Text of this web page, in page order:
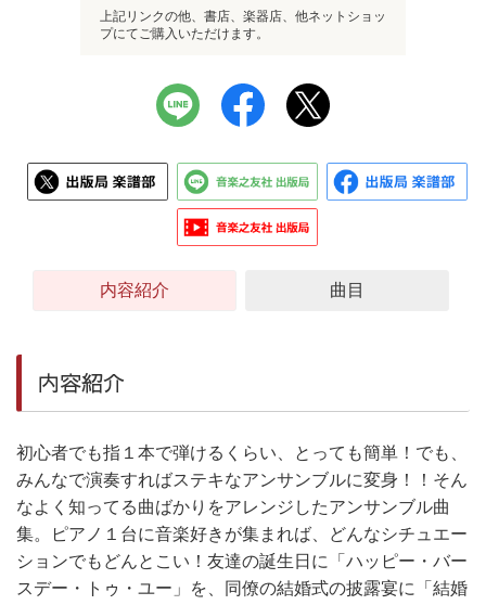
上記リンクの他、書店、楽器店、他ネットショッ
プにてご購入いただけます。
内容紹介 曲目
内容紹介
初心者でも指１本で弾けるくらい、とっても簡単！でも、
みんなで演奏すればステキなアンサンブルに変身！！そん
なよく知ってる曲ばかりをアレンジしたアンサンブル曲
集。ピアノ１台に音楽好きが集まれば、どんなシチュエー
ションでもどんとこい！友達の誕生日に「ハッピー・バー
スデー・トゥ・ユー」を、同僚の結婚式の披露宴に「結婚